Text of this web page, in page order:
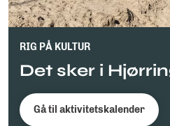
RIG PÅ KULTUR
Det sker i
Gå til aktivitetskalender